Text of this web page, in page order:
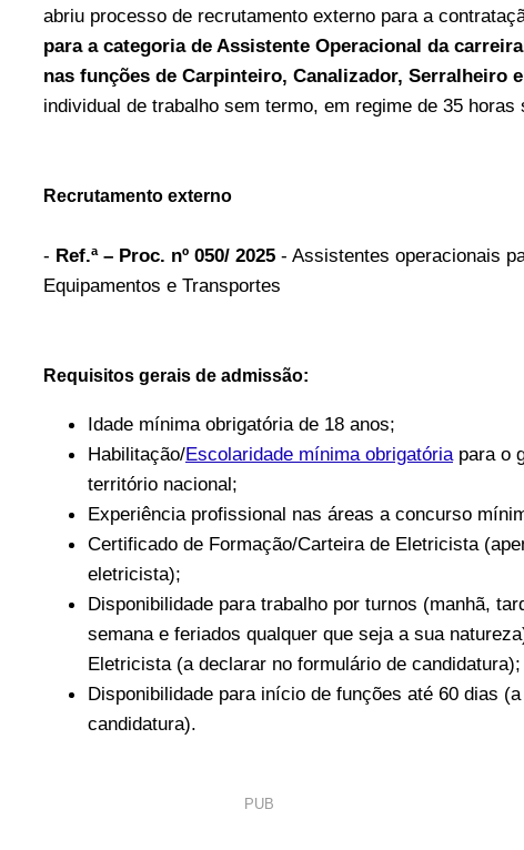
abriu processo de recrutamento externo para a
para a categoria de Assistente Operacional da
nas funções de Carpinteiro, Canalizador, Serralheiro
individual de trabalho sem termo, em regime de 35 horas
Recrutamento externo
- Ref.ª – Proc. nº 050/ 2025 - Assistentes operacionais
Equipamentos e Transportes
Requisitos gerais de admissão:
Idade mínima obrigatória de 18 anos;
Habilitação/Escolaridade mínima obrigatóriapara o
território nacional;
Experiência profissional nas áreas a concurso
Certificado de Formação/Carteira de Eletricista
eletricista);
Disponibilidade para trabalho por turnos (manhã,
semana e feriados qualquer que seja a sua
Eletricista (a declarar no formulário de candidatura);
Disponibilidade para início de funções até 60 dias
candidatura).
PUB